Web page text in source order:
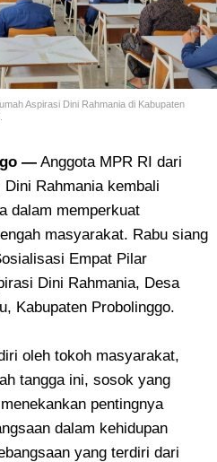
Aspirasi Dini Rahmania di Kabupaten
— Anggota MPR RI dari
Rahmania kembali
dalam memperkuat
masyarakat. Rabu siang
Empat Pilar
Dini Rahmania, Desa
Kabupaten Probolinggo.
oleh tokoh masyarakat,
tangga ini, sosok yang
pentingnya
dalam kehidupan
yang terdiri dari